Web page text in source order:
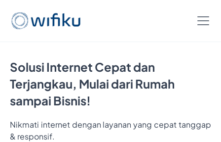
Solusi Internet Cepat dan
Terjangkau, Mulai dari Rumah
sampai Bisnis!
Nikmati internet dengan layanan yang cepat tanggap
& responsif.